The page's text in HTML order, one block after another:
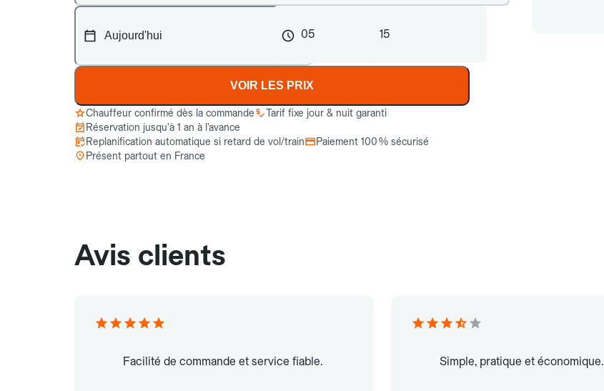
05 15
VOIR LES PRIX
Chauffeur confirmé dès la commande
Tarif fixe jour & nuit garanti
Réservation jusqu’à 1 an à l’avance
Replanification automatique si retard de vol/train
Paiement 100 % sécurisé
Présent partout en France
Avis clients
Facilité de commande et service fiable. Simple, pratique et économique.